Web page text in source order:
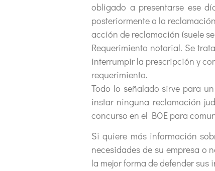
obligado a presentarse ese
posteriormente a la
acción de reclamación (suele
Requerimiento notarial. Se
interrumpir la prescripción y
requerimiento.
Todo lo señalado sirve para
instar ninguna reclamación
concurso en el BOE para
Si quiere más información
necesidades de su empresa o
la mejor forma de defender sus